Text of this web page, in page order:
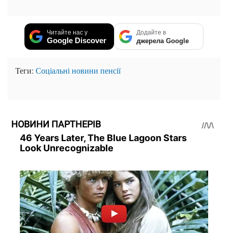
Читайте нас у
Google Discover
Додайте в
джерела Google
Теги: Соціальні новини пенсії
НОВИНИ ПАРТНЕРІВ
46 Years Later, The Blue Lagoon Stars
Look Unrecognizable